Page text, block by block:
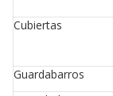
Cubiertas
Guardabarros